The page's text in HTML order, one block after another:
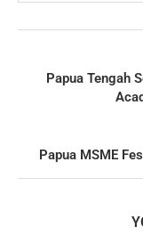
Papua Tengah
Papua MSME